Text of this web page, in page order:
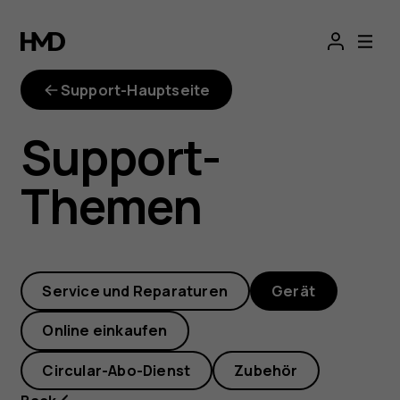
Wie
kann
ich
die
SD-
Karte
in
meinem
Support-Hauptseite
Support-
Themen
Service und Reparaturen Gerät
Online einkaufen
Circular-Abo-Dienst
Zubehör